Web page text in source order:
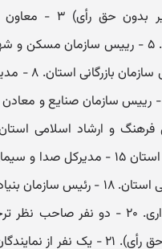
استاندار (رییس) ۲ - معاون برنامه ریزی
استانداری. ۴ - رییس سازمان امور اقتصادی و دارایی استان. ۵ - رییس
استان . ۶ - مدیرکل حفاظت محیط زیست
و ترابری استان. ۹ - رییس سازمان جهاد کشاورزی استان. ۱۰ - رییس سازمان
مدیرکل تعاون استان. ۱۴ - رییس شورای هماهنگی بانکهای استان ۱۵ -
استان. ۱۶ - مدیرکل اطلاعات استان. ۱۷ - مدیرکل تربیت بدنی استان.
و امورایثارگران استان. ۱۹ - مدیر کل دفتر روستایی استانداری. ۲۰ - دو
اساتید دانشگاه به پیشنهاد استاندار و تصویب شورا (بدون حق رأی). ۲۱